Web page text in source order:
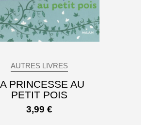
AUTRES LIVRES
PRINCESSE AU
PETIT POIS
3,99 €